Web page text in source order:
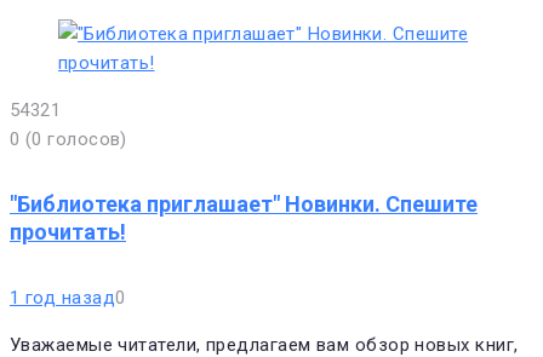
54321
0 (0 голосов)
"Библиотека приглашает" Новинки. Спешите
прочитать!
1 год назад0
Уважаемые читатели, предлагаем вам обзор новых книг,